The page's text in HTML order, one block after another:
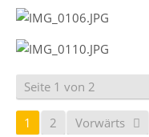
Seite 1 von 2
1 2 Vorwärts